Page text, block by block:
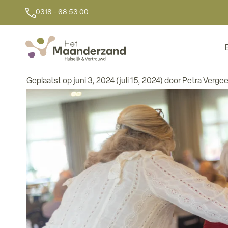
0318 - 68 53 00
Tag:dagbesteding
Open middag
Geplaatst op juni 3, 2024 (juli 15, 2024) door Petra